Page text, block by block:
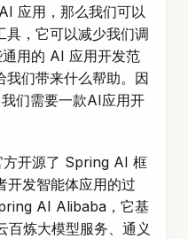
应用，那么我们可以
，它可以减少我们调
用的 AI 应用开发范
们带来什么帮助。因
们需要一款AI应用开
开源了 Spring AI 框
发智能体应用的过
AI Alibaba，它基
炼大模型服务、通义